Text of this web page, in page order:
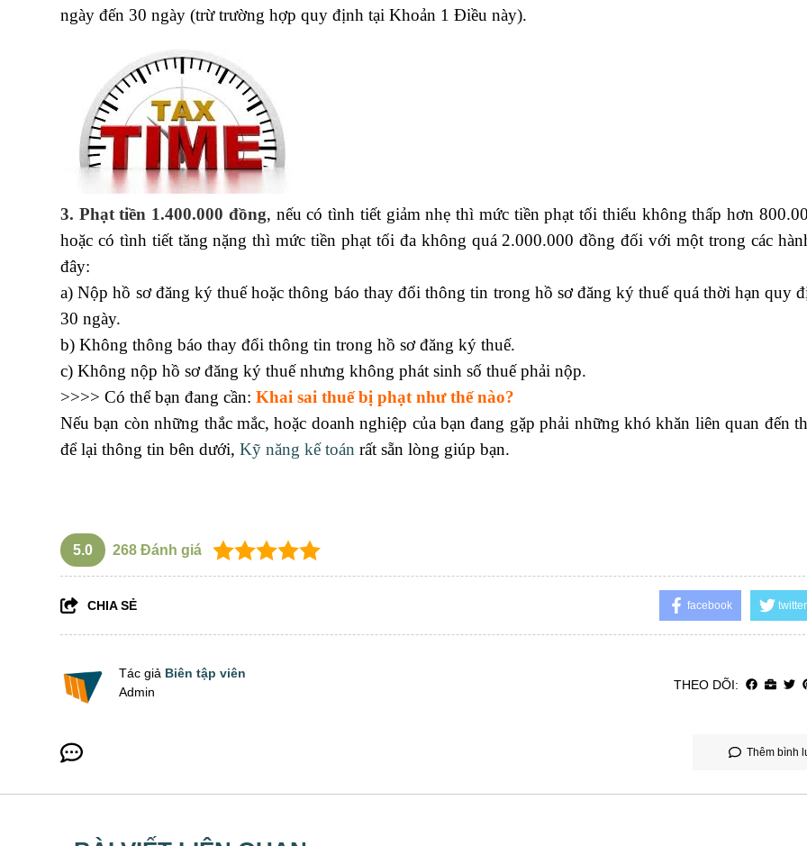
ngày đến 30 ngày (trừ trường hợp quy định tại Khoản 1 Điều này).
3. Phạt tiền 1.400.000 đồng, nếu có tình tiết giảm nhẹ thì mức tiền phạt tối thiểu không thấp hơn
hoặc có tình tiết tăng nặng thì mức tiền phạt tối đa không quá 2.000.000 đồng đối với một trong các
đây:
a) Nộp hồ sơ đăng ký thuế hoặc thông báo thay đổi thông tin trong hồ sơ đăng ký thuế quá thời hạn quy
30 ngày.
b) Không thông báo thay đổi thông tin trong hồ sơ đăng ký thuế.
c) Không nộp hồ sơ đăng ký thuế nhưng không phát sinh số thuế phải nộp.
>>>> Có thể bạn đang cần: Khai sai thuế bị phạt như thế nào?
Nếu bạn còn những thắc mắc, hoặc doanh nghiệp của bạn đang gặp phải những khó khăn liên quan đến
để lại thông tin bên dưới, Kỹ năng kế toán rất sẵn lòng giúp bạn.
5.0 268 Đánh giá
CHIA SẺ facebook twitter
Tác giả Biên tập viên
Admin
THEO DÕI:
Thêm bình